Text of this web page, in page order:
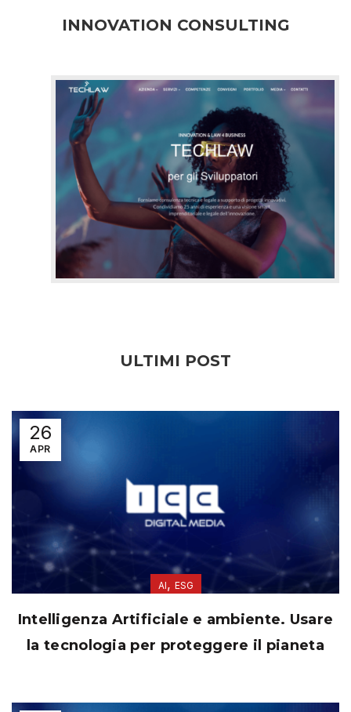
INNOVATION CONSULTING
ULTIMI POST
26
APR
AI, ESG
Intelligenza Artificiale e ambiente. Usare
la tecnologia per proteggere il pianeta